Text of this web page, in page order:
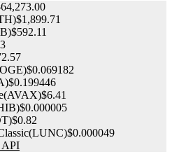
$1,899.71
$592.11
$0.069182
$0.199446
$6.41
$0.000005
$0.82
$0.000049
API